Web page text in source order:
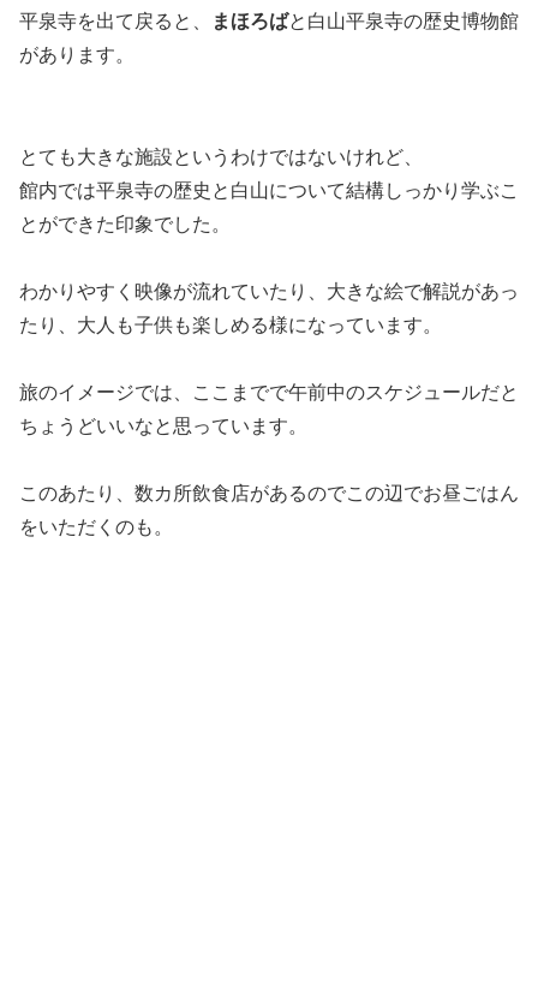
平泉寺を出て戻ると、 まほろばと白山平泉寺の歴史博物館
があります。
とても大きな施設というわけではないけれど、
館内では平泉寺の歴史と白山について結構しっかり学ぶこ
とができた印象でした。
わかりやすく映像が流れていたり、大きな絵で解説があっ
たり、大人も子供も楽しめる様になっています。
旅のイメージでは、ここまでで午前中のスケジュールだと
ちょうどいいなと思っています。
このあたり、数カ所飲食店があるのでこの辺でお昼ごはん
をいただくのも。